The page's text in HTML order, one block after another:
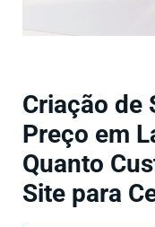
Criação de
Preço em
Quanto
Site para